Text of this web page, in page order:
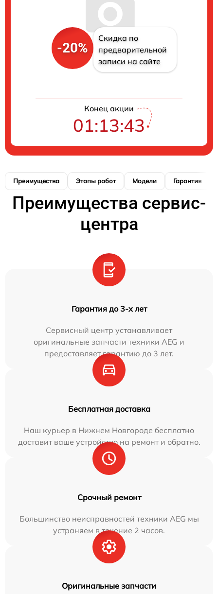
-20%
Скидка по
предварительной
записи на сайте
Конец акции
01:13:42
Преимущества Этапы работ Модели Гарантия
Преимущества сервис-
центра
Гарантия до 3-х лет
Сервисный центр устанавливает
оригинальные запчасти техники AEG и
предоставляет гарантию до 3 лет.
Бесплатная доставка
Наш курьер в Нижнем Новгороде бесплатно
доставит ваше устройство на ремонт и обратно.
Срочный ремонт
Большинство неисправностей техники AEG мы
устраняем в течение 2 часов.
Оригинальные запчасти